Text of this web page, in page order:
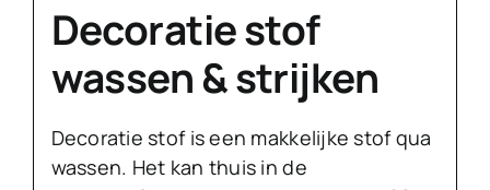
Decoratie stof
wassen & strijken
Decoratie stof is een makkelijke stof qua
wassen. Het kan thuis in de